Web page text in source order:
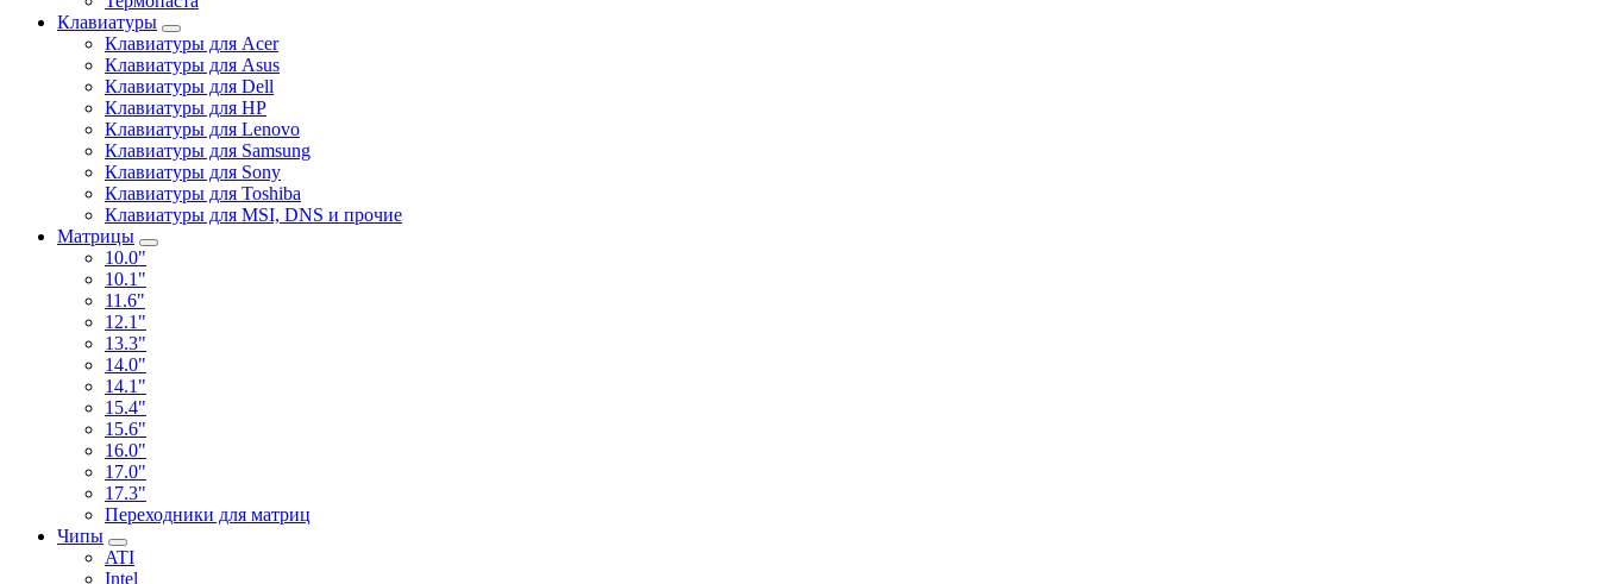
Клавиатуры
Клавиатуры для Acer
Клавиатуры для Asus
Клавиатуры для Dell
Клавиатуры для HP
Клавиатуры для Lenovo
Клавиатуры для Samsung
Клавиатуры для Sony
Клавиатуры для Toshiba
Клавиатуры для MSI, DNS и прочие
Матрицы
10.0"
10.1"
11.6"
12.1"
13.3"
14.0"
14.1"
15.4"
15.6"
16.0"
17.0"
17.3"
Переходники для матриц
Чипы
ATI
Intel